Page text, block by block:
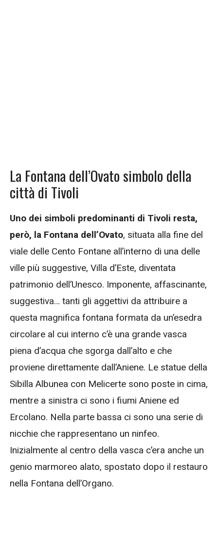
La Fontana dell’Ovato simbolo della
città di Tivoli
Uno dei simboli predominanti di Tivoli resta,
però, la Fontana dell’Ovato, situata alla fine del
viale delle Cento Fontane all’interno di una delle
ville più suggestive, Villa d’Este, diventata
patrimonio dell’Unesco. Imponente, affascinante,
suggestiva… tanti gli aggettivi da attribuire a
questa magnifica fontana formata da un’esedra
circolare al cui interno c’è una grande vasca
piena d’acqua che sgorga dall’alto e che
proviene direttamente dall’Aniene. Le statue della
Sibilla Albunea con Melicerte sono poste in cima,
mentre a sinistra ci sono i fiumi Aniene ed
Ercolano. Nella parte bassa ci sono una serie di
nicchie che rappresentano un ninfeo.
Inizialmente al centro della vasca c’era anche un
genio marmoreo alato, spostato dopo il restauro
nella Fontana dell’Organo.